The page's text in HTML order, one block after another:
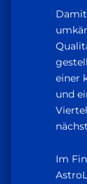
einer
und
Im